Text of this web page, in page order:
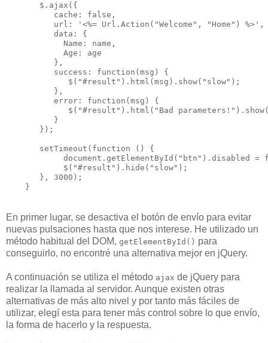
       $.ajax({
          cache: false,
          url: '<%= Url.Action("Welcome", "Home") %>',
          data: {
            Name: name,
            Age: age
          },
          success: function(msg) {
             $("#result").html(msg).show("slow");
          },
          error: function(msg) {
$("#result").html("Bad
          }
       });
       setTimeout(function () {
document.getElementById("btn").disabled =
            $("#result").hide("slow");
       }, 3000);
    }
En primer lugar, se desactiva el botón de envío para evitar
nuevas pulsaciones hasta que nos interese. He utilizado un
método habitual del DOM, getElementById() para
conseguirlo, no encontré una alternativa mejor en jQuery.
A continuación se utiliza el método ajax de jQuery para
realizar la llamada al servidor. Aunque existen otras
alternativas de más alto nivel y por tanto más fáciles de
utilizar, elegí esta para tener más control sobre lo que envío,
la forma de hacerlo y la respuesta.